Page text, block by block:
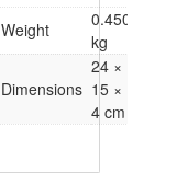
Weight
0.450
kg
Dimensions
24 ×
15 ×
4 cm